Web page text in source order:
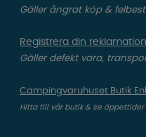
Gäller ångrat köp &
Registrera din reklamation
Gäller defekt vara,
Campingvaruhuset Butik
Hitta till vår butik & se öppettider